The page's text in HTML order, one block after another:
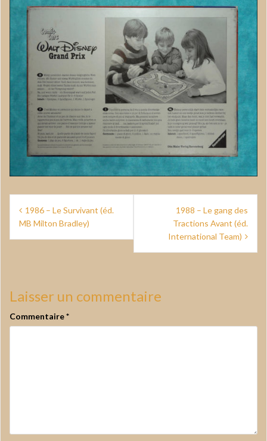
Navigation
de
l’article
1986 – Le Survivant (éd.
MB Milton Bradley)
1988 – Le gang des
Tractions Avant (éd.
International Team)
Laisser un commentaire
Commentaire*